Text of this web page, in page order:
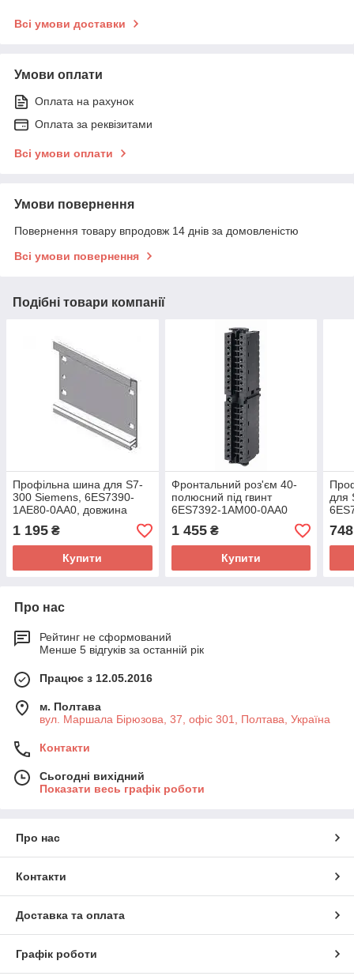
Всі умови доставки
Умови оплати
Оплата на рахунок
Оплата за реквізитами
Всі умови оплати
Умови повернення
Повернення товару впродовж 14 днів за домовленістю
Всі умови повернення
Подібні товари компанії
Профільна шина для S7-
300 Siemens, 6ES7390-
1AE80-0AA0, довжина
482,6 мм
1 195 ₴
Купити
Фронтальний роз'єм 40-
полюсний під гвинт
6ES7392-1AM00-0AA0
1 455₴
Купити
для
748
Про нас
Рейтинг не сформований
Менше 5 відгуків за останній рік
Працює з 12.05.2016
м. Полтава
вул. Маршала Бірюзова, 37, офіс 301, Полтава, Україна
Контакти
Сьогодні вихідний
Показати весь графік роботи
Про нас
Контакти
Доставка та оплата
Графік роботи